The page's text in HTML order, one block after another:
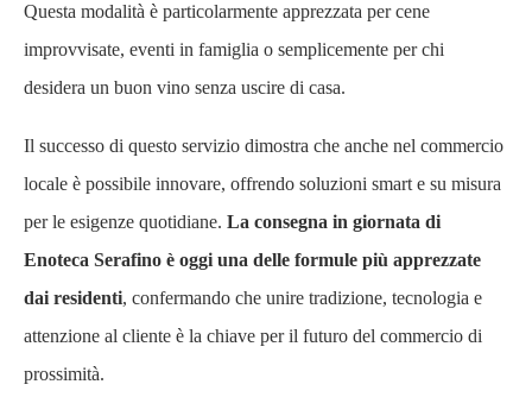
Questa modalità è particolarmente apprezzata per cene
improvvisate, eventi in famiglia o semplicemente per chi
desidera un buon vino senza uscire di casa.
Il successo di questo servizio dimostra che anche nel commercio
locale è possibile innovare, offrendo soluzioni smart e su misura
per le esigenze quotidiane. La consegna in giornata di
Enoteca Serafino è oggi una delle formule più apprezzate
dai residenti, confermando che unire tradizione, tecnologia e
attenzione al cliente è la chiave per il futuro del commercio di
prossimità.